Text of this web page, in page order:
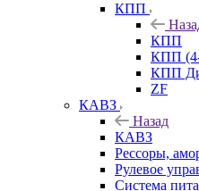
КПП
КПП
КПП
КПП
ZF
КАВЗ
Назад
КАВЗ
Рессоры,
Рулевое
Система